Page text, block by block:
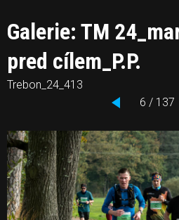
Galerie: TM
pred cílem_P.P.
Trebon_24_413
6 / 137